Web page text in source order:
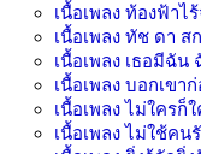
เนื้อเพลง ท้องฟ้าไ
เนื้อเพลง ทัช ดา ส
เนื้อเพลง เธอมีฉัน
เนื้อเพลง บอกเขา
เนื้อเพลงไม่ใครก็ใ
เนื้อเพลงไม่ใช้คน